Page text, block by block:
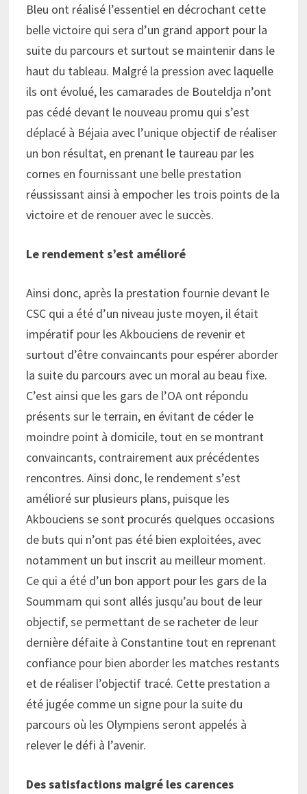
Bleu ont réalisé l’essentiel en décrochant cette
belle victoire qui sera d’un grand apport pour la
suite du parcours et surtout se maintenir dans le
haut du tableau. Malgré la pression avec laquelle
ils ont évolué, les camarades de Bouteldja n’ont
pas cédé devant le nouveau promu qui s’est
déplacé à Béjaia avec l’unique objectif de réaliser
un bon résultat, en prenant le taureau par les
cornes en fournissant une belle prestation
réussissant ainsi à empocher les trois points de la
victoire et de renouer avec le succès.
Le rendement s’est amélioré
Ainsi donc, après la prestation fournie devant le
CSC qui a été d’un niveau juste moyen, il était
impératif pour les Akbouciens de revenir et
surtout d’être convaincants pour espérer aborder
la suite du parcours avec un moral au beau fixe.
C’est ainsi que les gars de l’OA ont répondu
présents sur le terrain, en évitant de céder le
moindre point à domicile, tout en se montrant
convaincants, contrairement aux précédentes
rencontres. Ainsi donc, le rendement s’est
amélioré sur plusieurs plans, puisque les
Akbouciens se sont procurés quelques occasions
de buts qui n’ont pas été bien exploitées, avec
notamment un but inscrit au meilleur moment.
Ce qui a été d’un bon apport pour les gars de la
Soummam qui sont allés jusqu’au bout de leur
objectif, se permettant de se racheter de leur
dernière défaite à Constantine tout en reprenant
confiance pour bien aborder les matches restants
et de réaliser l’objectif tracé. Cette prestation a
été jugée comme un signe pour la suite du
parcours où les Olympiens seront appelés à
relever le défi à l’avenir.
Des satisfactions malgré les carences